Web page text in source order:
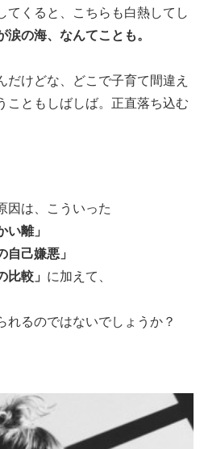
てくると、こちらも白熱してし
涙の海、なんてことも。
だけどな、どこで子育て間違え
こともしばしば。正直落ち込む
因は、こういった
い離」
自己嫌悪」
比較」 に加えて、
れるのではないでしょうか？